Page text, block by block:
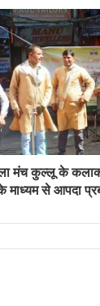
मंच कुल्लू के
माध्यम से आपदा